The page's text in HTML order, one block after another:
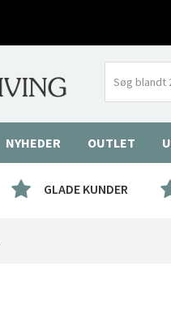
NYHEDER OUTLET
GLADE KUNDER